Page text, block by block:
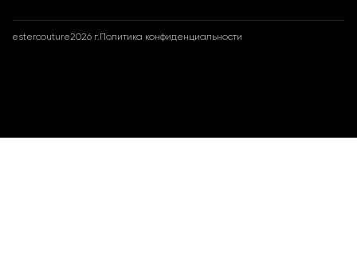
estercouture2026 г. Политика конфиденциальности